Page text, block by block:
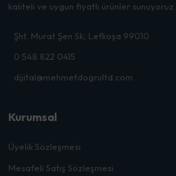
kaliteli ve uygun fiyatlı ürünler sunuyoruz.
Şht. Murat Şen Sk, Lefkoşa 99010
0 548 822 0415
dijital@mehmetdogrultd.com
Kurumsal
Üyelik Sözleşmesi
Mesafeli Satış Sözleşmesi